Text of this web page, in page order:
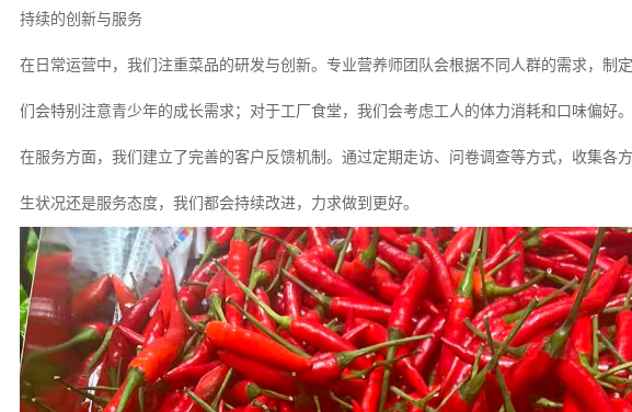
持续的创新与服务
在日常运营中，我们注重菜品的研发与创新。专业营养师团队会根据不同人群的需求，制
们会特别注意青少年的成长需求；对于工厂食堂，我们会考虑工人的体力消耗和口味偏好。
在服务方面，我们建立了完善的客户反馈机制。通过定期走访、问卷调查等方式，收集各
生状况还是服务态度，我们都会持续改进，力求做到更好。